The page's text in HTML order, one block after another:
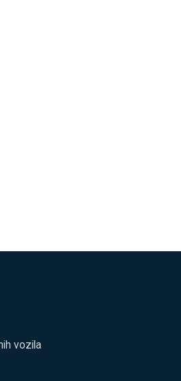
vozila